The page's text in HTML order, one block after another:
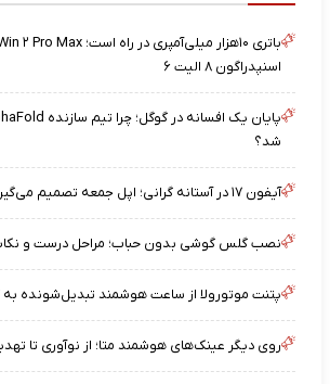
اسنپدراگون ۸ الیت ۶
شد؟
آیفون ۱۷ در آستانه گرانی؛ اپل جمعه تصمیم می‌گیرد
نصب گلس گوشی بدون حباب؛ مراحل درست و
پتنت موتورولا از ساعت هوشمند تبدیل‌شونده
روی دیگر عینک‌های هوشمند متا؛ از نوآوری تا